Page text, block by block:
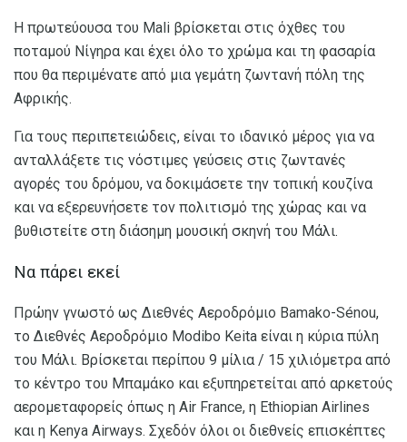
Η πρωτεύουσα του Mali βρίσκεται στις όχθες του
ποταμού Νίγηρα και έχει όλο το χρώμα και τη φασαρία
που θα περιμένατε από μια γεμάτη ζωντανή πόλη της
Αφρικής.
Για τους περιπετειώδεις, είναι το ιδανικό μέρος για να
ανταλλάξετε τις νόστιμες γεύσεις στις ζωντανές
αγορές του δρόμου, να δοκιμάσετε την τοπική κουζίνα
και να εξερευνήσετε τον πολιτισμό της χώρας και να
βυθιστείτε στη διάσημη μουσική σκηνή του Μάλι.
Να πάρει εκεί
Πρώην γνωστό ως Διεθνές Αεροδρόμιο Bamako-Sénou,
το Διεθνές Αεροδρόμιο Modibo Keita είναι η κύρια πύλη
του Μάλι. Βρίσκεται περίπου 9 μίλια / 15 χιλιόμετρα από
το κέντρο του Μπαμάκο και εξυπηρετείται από αρκετούς
αερομεταφορείς όπως η Air France, η Ethiopian Airlines
και η Kenya Airways. Σχεδόν όλοι οι διεθνείς επισκέπτες